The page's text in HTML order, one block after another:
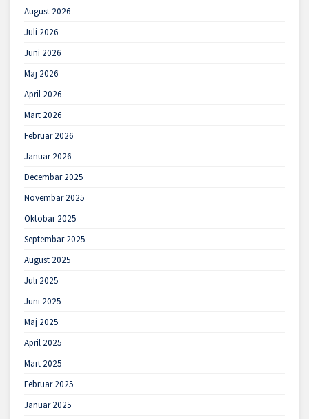
August 2026
Juli 2026
Juni 2026
Maj 2026
April 2026
Mart 2026
Februar 2026
Januar 2026
Decembar 2025
Novembar 2025
Oktobar 2025
Septembar 2025
August 2025
Juli 2025
Juni 2025
Maj 2025
April 2025
Mart 2025
Februar 2025
Januar 2025